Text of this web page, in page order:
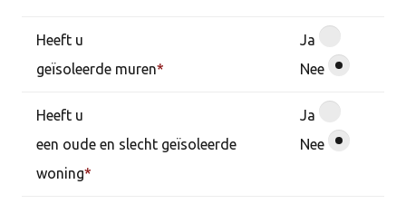
Heeft u
geïsoleerde muren*
Ja
Nee
Heeft u
een oude en slecht geïsoleerde
woning*
Ja
Nee